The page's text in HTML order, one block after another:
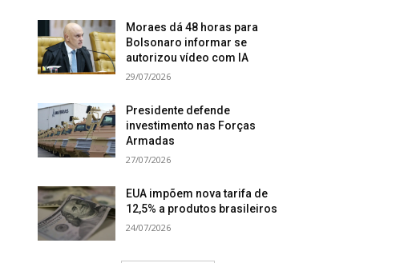
Moraes dá 48 horas para
Bolsonaro informar se
autorizou vídeo com IA
29/07/2026
Presidente defende
investimento nas Forças
Armadas
27/07/2026
EUA impõem nova tarifa de
12,5% a produtos brasileiros
24/07/2026